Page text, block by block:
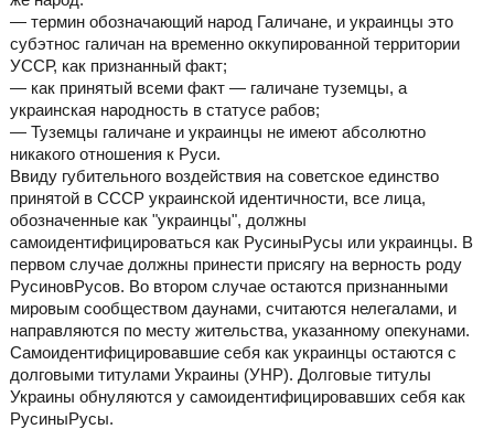
— термин обозначающий народ Галичане, и украинцы это
субэтнос галичан на временно оккупированной территории
УССР, как признанный факт;
— как принятый всеми факт — галичане туземцы, а
украинская народность в статусе рабов;
— Туземцы галичане и украинцы не имеют абсолютно
никакого отношения к Руси.
Ввиду губительного воздействия на советское единство
принятой в СССР украинской идентичности, все лица,
обозначенные как "украинцы", должны
самоидентифицироваться как РусиныРусы или украинцы. В
первом случае должны принести присягу на верность роду
РусиновРусов. Во втором случае остаются признанными
мировым сообществом даунами, считаются нелегалами, и
направляются по месту жительства, указанному опекунами.
Самоидентифицировавшие себя как украинцы остаются с
долговыми титулами Украины (УНР). Долговые титулы
Украины обнуляются у самоидентифицировавших себя как
РусиныРусы.